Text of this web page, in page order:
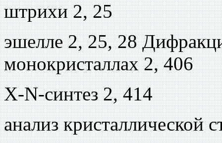
штрихи 2, 25
эшелле 2, 25, 28
монокристаллах 2, 406
X-N-синтез 2, 414
анализ кристаллической